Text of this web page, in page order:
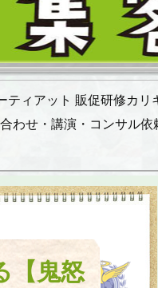
ティアット 販促研修カリ
わせ・講演・コンサル依
【鬼怒